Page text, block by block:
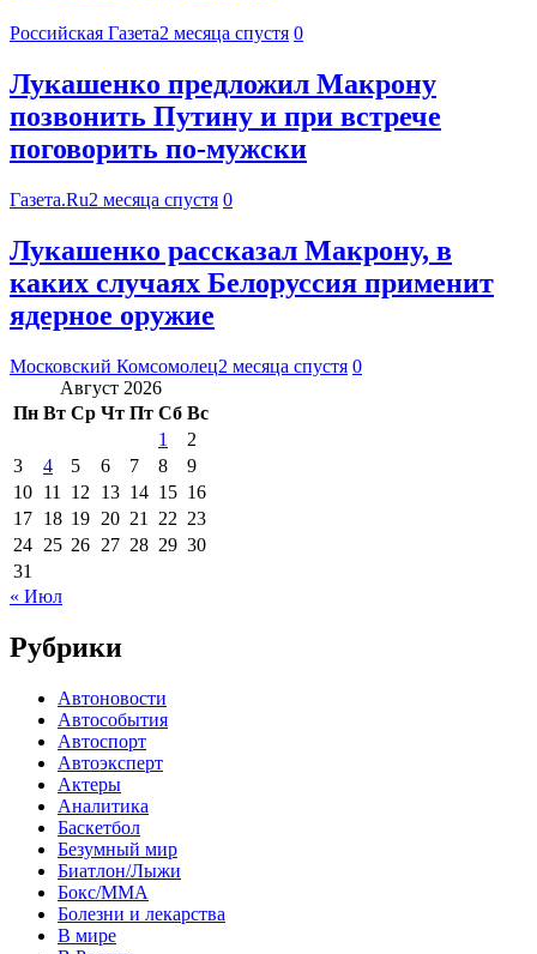
Российская Газета2 месяца спустя 0
Лукашенко предложил Макрону
позвонить Путину и при встрече
поговорить по-мужски
Газета.Ru2 месяца спустя 0
Лукашенко рассказал Макрону, в
каких случаях Белоруссия применит
ядерное оружие
Московский Комсомолец2 месяца спустя 0
Август 2026
Пн Вт Ср Чт Пт Сб Вс
1
2
3
4 5 6 7 8
9
10 11 12 13 14 15 16
17 18 19 20 21 22 23
24 25 26 27 28 29 30
31
« Июл
Рубрики
Автоновости
Автособытия
Автоспорт
Автоэксперт
Актеры
Аналитика
Баскетбол
Безумный мир
Биатлон/Лыжи
Бокс/MMA
Болезни и лекарства
В мире